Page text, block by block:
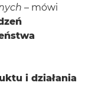
– mówi
i działania